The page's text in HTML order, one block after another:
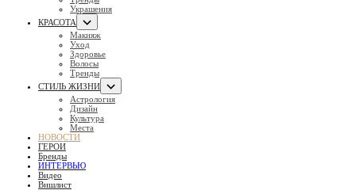
Украшения
КРАСОТА
Макияж
Уход
Здоровье
Волосы
Тренды
СТИЛЬ ЖИЗНИ
Астрология
Дизайн
Культура
Места
НОВОСТИ
ГЕРОИ
Бренды
ИНТЕРВЬЮ
Видео
Вишлист